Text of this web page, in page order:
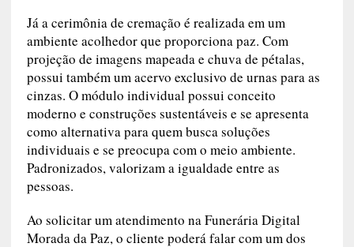
porcelanato.
Já a cerimônia de cremação é realizada em um
ambiente acolhedor que proporciona paz. Com
projeção de imagens mapeada e chuva de
pétalas, possui também um acervo exclusivo de
urnas para as cinzas. O módulo individual possui
conceito moderno e construções sustentáveis e
se apresenta como alternativa para quem busca
soluções individuais e se preocupa com o meio
entre as pessoas.